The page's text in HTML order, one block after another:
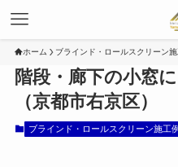
ホーム ブラインド・ロールスクリーン施
階段・廊下の小窓
（京都市右京区）
ブラインド・ロールスクリーン施工